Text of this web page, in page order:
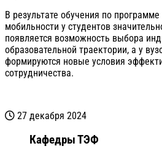
В результате обучения по
мобильности у студентов
появляется возможность выбора
образовательной траектории, а у
формируются новые условия
сотрудничества.
27 декабря 2024
Кафедры ТЭФ